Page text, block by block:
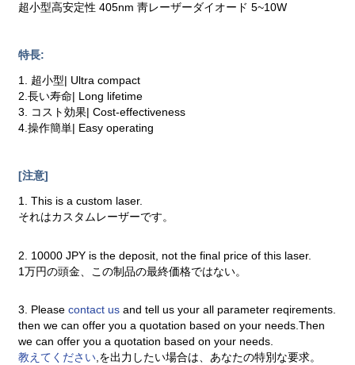
超小型高安定性 405nm 靑レーザーダイオード 5~10W
特長:
1. 超小型| Ultra compact
2.長い寿命| Long lifetime
3. コスト効果| Cost-effectiveness
4.操作簡単| Easy operating
[注意]
1. This is a custom laser.
それはカスタムレーザーです。
2. 10000 JPY is the deposit, not the final price of this laser.
1万円の頭金、この制品の最終価格ではない。
3. Pleasecontact usand tell us your all parameter reqirements.
then we can offer you a quotation based on your needs.Then
we can offer you a quotation based on your needs.
教えてください,を出力したい場合は、あなたの特別な要求。